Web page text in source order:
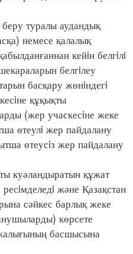
туралы аудандық
немесе қалалық
кейiн белгiлi
белгiлеу
басқару жөнiндегi
құқықты
(жер учаскесiне жеке
өтеулi жер пайдалану
өтеусiз жер пайдалану
куәландыратын құжат
және Қазақстан
сәйкес барлық жеке
көрсете
басшысына